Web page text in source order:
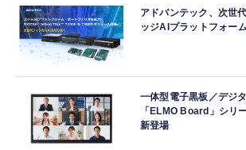
アドバンテック、次世
ッジAIプラットフォー
一体型電子黒板／デジ
「ELMO Board」シリ
新登場